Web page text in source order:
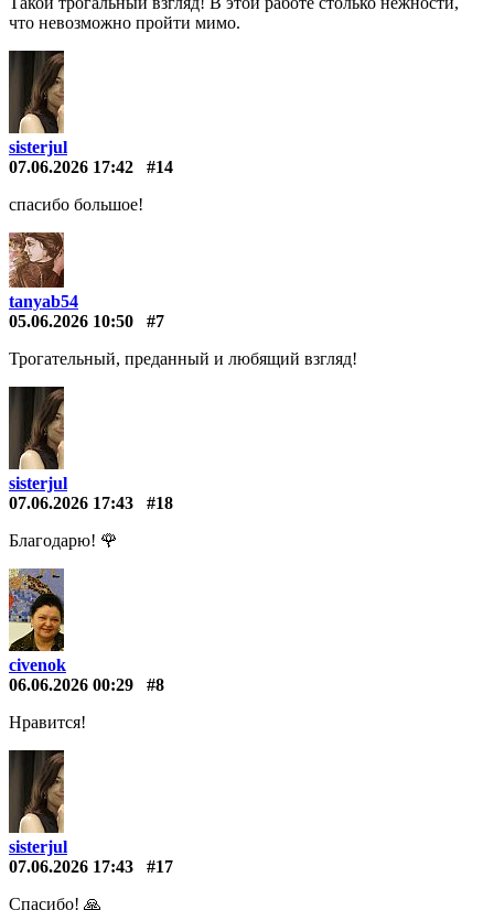
что невозможно пройти мимо.
sisterjul
07.06.2026 17:42
#14
спасибо большое!
tanyab54
05.06.2026 10:50
#7
Трогательный, преданный и любящий взгляд!
sisterjul
07.06.2026 17:43
#18
Благодарю! 🌹
civenok
06.06.2026 00:29
#8
Нравится!
sisterjul
07.06.2026 17:43
#17
Спасибо! 🙏